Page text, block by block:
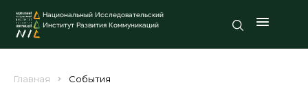
Национальный Исследовательский
Институт Развития Коммуникаций
Главная События